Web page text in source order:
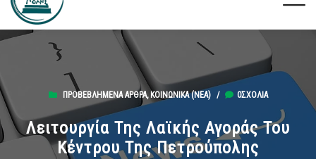
ΠΡΟΒΕΒΛΗΜΈΝΑ ΆΡΘΡΑ, ΚΟΙΝΩΝΙΚΆ (ΝΕΑ)/ 0ΣΧΌΛΙΑ
Λειτουργία Της Λαϊκής Αγοράς Του
Κέντρου Της Πετρούπολης